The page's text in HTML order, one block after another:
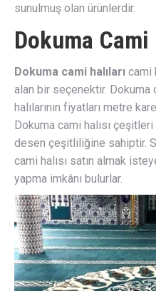
sunulmuş olan ürünlerdir.
Dokuma Cami
Dokuma cami halıları cami
alan bir seçenektir. Dokuma
halılarının fiyatları metre
Dokuma cami halısı
desen çeşitliliğine sahiptir.
cami halısı satın almak
yapma imkânı bulurlar.